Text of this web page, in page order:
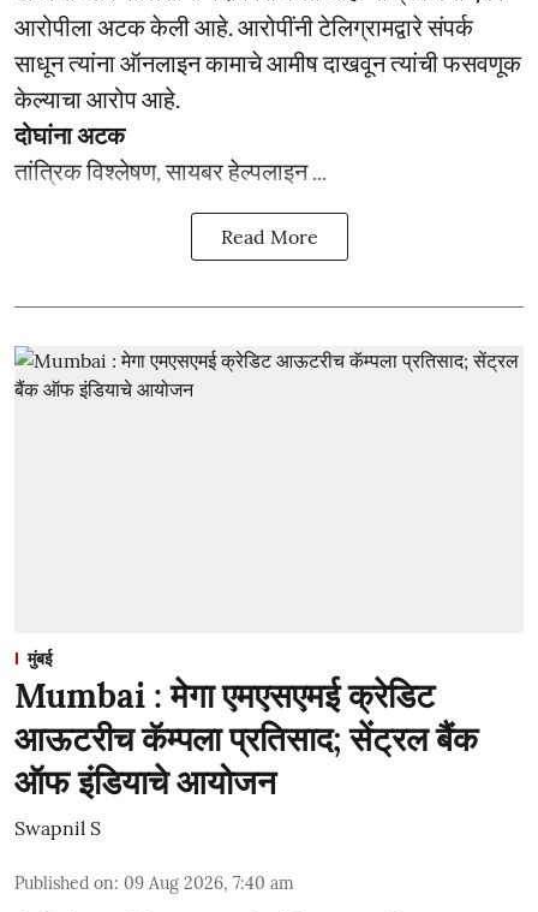
आरोपीला अटक केली आहे. आरोपींनी टेलिग्रामद्वारे संपर्क
साधून त्यांना ऑनलाइन कामाचे आमीष दाखवून त्यांची फसवणूक
केल्याचा आरोप आहे.
दोघांना अटक
तांत्रिक विश्लेषण, सायबर हेल्पलाइन ...
Read More
मुंबई
Mumbai : मेगा एमएसएमई क्रेडिट
आऊटरीच कॅम्पला प्रतिसाद; सेंट्रल बैंक
ऑफ इंडियाचे आयोजन
Swapnil S
Published on: 09 Aug 2026, 7:40 am